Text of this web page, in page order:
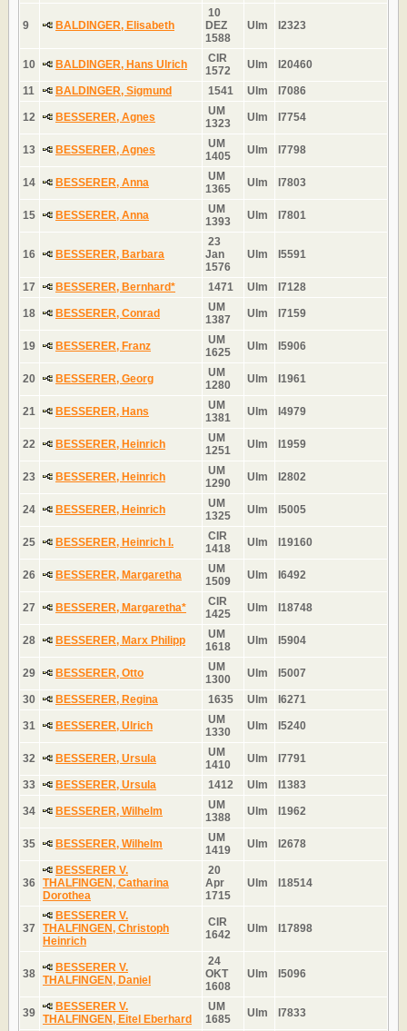
9 BALDINGER, Elisabeth
10
DEZ
1588
Ulm I2323
10 BALDINGER, Hans Ulrich
CIR
1572
Ulm I20460
11 BALDINGER, Sigmund 1541 Ulm I7086
12 BESSERER, Agnes
UM
1323
Ulm I7754
13 BESSERER, Agnes
UM
1405
Ulm I7798
14 BESSERER, Anna
UM
1365
Ulm I7803
15 BESSERER, Anna
UM
1393
Ulm I7801
16 BESSERER, Barbara
23
Jan
1576
Ulm I5591
17 BESSERER, Bernhard* 1471 Ulm I7128
18 BESSERER, Conrad
UM
1387
Ulm I7159
19 BESSERER, Franz
UM
1625
Ulm I5906
20 BESSERER, Georg
UM
1280
Ulm I1961
21 BESSERER, Hans
UM
1381
Ulm I4979
22 BESSERER, Heinrich
UM
1251
Ulm I1959
23 BESSERER, Heinrich
UM
1290
Ulm I2802
24 BESSERER, Heinrich
UM
1325
Ulm I5005
25 BESSERER, Heinrich I.
CIR
1418
Ulm I19160
26 BESSERER, Margaretha
UM
1509
Ulm I6492
27 BESSERER, Margaretha*
CIR
1425
Ulm I18748
28 BESSERER, Marx Philipp
UM
1618
Ulm I5904
29 BESSERER, Otto
UM
1300
Ulm I5007
30 BESSERER, Regina 1635 Ulm I6271
31 BESSERER, Ulrich
UM
1330
Ulm I5240
32 BESSERER, Ursula
UM
1410
Ulm I7791
33 BESSERER, Ursula 1412 Ulm I1383
34 BESSERER, Wilhelm
UM
1388
Ulm I1962
35 BESSERER, Wilhelm
UM
1419
Ulm I2678
36
BESSERER V.
THALFINGEN, Catharina
Dorothea
20
Apr
1715
Ulm I18514
37
BESSERER V.
THALFINGEN, Christoph
Heinrich
CIR
1642
Ulm I17898
38
BESSERER V.
THALFINGEN, Daniel
24
OKT
1608
Ulm I5096
39
BESSERER V.
THALFINGEN, Eitel Eberhard
UM
1685
Ulm I7833